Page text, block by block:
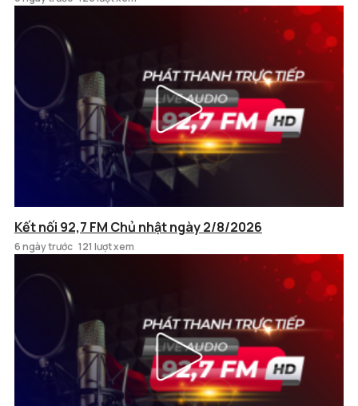
Kết nối 92,7 FM Chủ nhật ngày 2/8/2026
6 ngày trước 121 lượt xem